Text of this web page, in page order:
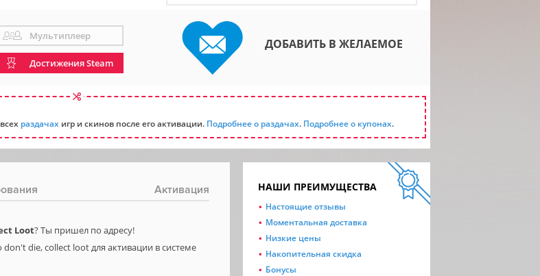
Мультиплеер
Достижения Steam
ДОБАВИТЬ В ЖЕЛАЕМОЕ
раздачах игр и скинов после его активации. Подробнее о раздачах. Подробнее о купонах.
Активация
Loot? Ты пришел по адресу!
die, collect loot для активации в системе
НАШИ ПРЕИМУЩЕСТВА
Настоящие отзывы
Моментальная доставка
Низкие цены
Накопительная скидка
Бонусы